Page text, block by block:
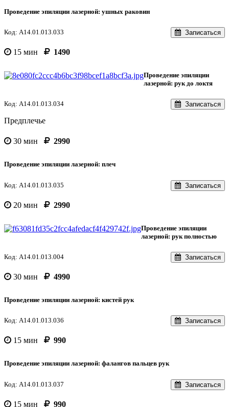
Проведение эпиляции лазерной: ушныx раковин
Код: A14.01.013.033 Записаться
15 мин 1490
Проведение эпиляции
лазерной: рук до локтя
Код: A14.01.013.034 Записаться
Предплечье
30 мин 2990
Проведение эпиляции лазерной: плеч
Код: A14.01.013.035 Записаться
20 мин 2990
Проведение эпиляции
лазерной: рук полностью
Код: A14.01.013.004 Записаться
30 мин 4990
Проведение эпиляции лазерной: кистей рук
Код: A14.01.013.036 Записаться
15 мин 990
Проведение эпиляции лазерной: фалангов пальцев рук
Код: A14.01.013.037 Записаться
15 мин 990